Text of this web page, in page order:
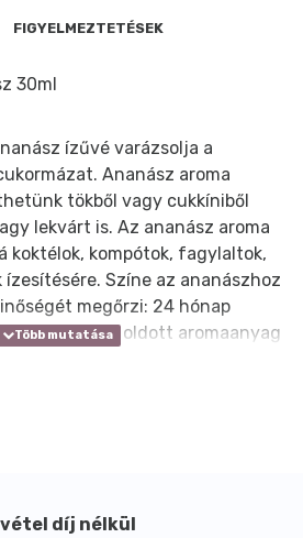
FIGYELMEZTETÉSEK
30ml
ízűvé varázsolja a
Ananász aroma
tökből vagy cukkíniből
lekvárt is. Az ananász aroma
koktélok, kompótok, fagylaltok,
ízesítésére. Színe az ananászhoz
megőrzi: 24 hónap
oldott aromaanyag
díj nélkül